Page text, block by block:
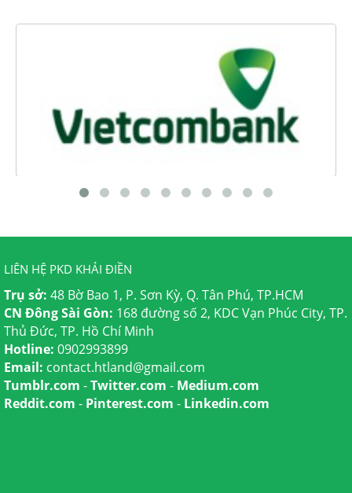
LIÊN HỆ PKD KHẢI ĐIỀN
Trụ sở: 48 Bờ Bao 1, P. Sơn Kỳ, Q. Tân Phú, TP.HCM
CN Đông Sài Gòn: 168 đường số 2, KDC Vạn Phúc City, TP.
Thủ Đức, TP. Hồ Chí Minh
Hotline: 0902993899
Email: contact.htland@gmail.com
Tumblr.com -Twitter.com - Medium.com
Reddit.com - Pinterest.com - Linkedin.com